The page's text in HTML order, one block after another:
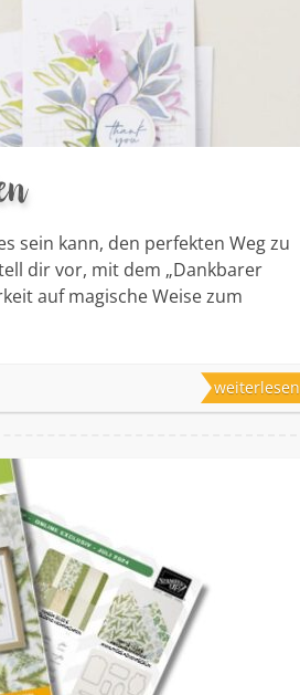
sein kann, den perfekten Weg zu
dir vor, mit dem „Dankbarer
auf magische Weise zum
weiterlesen